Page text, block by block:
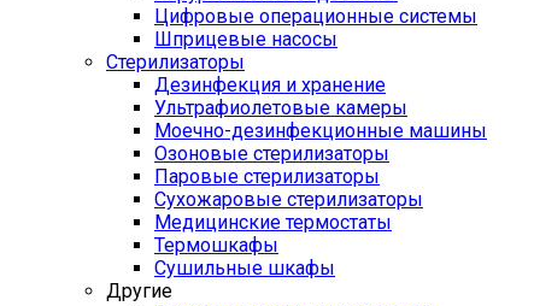
Цифровые операционные системы
Шприцевые насосы
Стерилизаторы
Дезинфекция и хранение
Ультрафиолетовые камеры
Моечно-дезинфекционные машины
Озоновые стерилизаторы
Паровые стерилизаторы
Сухожаровые стерилизаторы
Медицинские термостаты
Термошкафы
Сушильные шкафы
Другие